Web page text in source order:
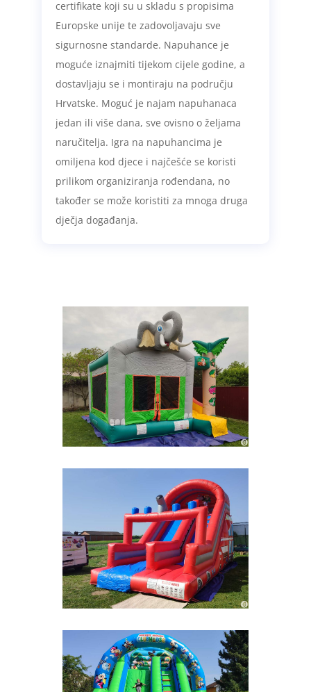
certifikate koji su u skladu s propisima
Europske unije te zadovoljavaju sve
sigurnosne standarde. Napuhance je
moguće iznajmiti tijekom cijele godine, a
dostavljaju se i montiraju na području
Hrvatske. Moguć je najam napuhanaca
jedan ili više dana, sve ovisno o željama
naručitelja. Igra na napuhancima je
omiljena kod djece i najčešće se koristi
prilikom organiziranja rođendana, no
također se može koristiti za mnoga druga
dječja događanja.